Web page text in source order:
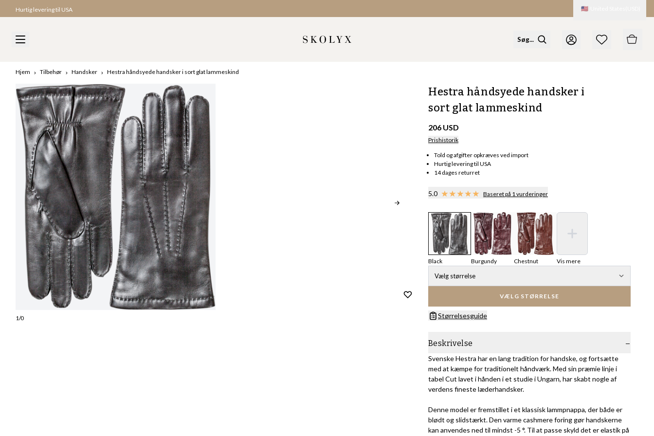
Hurtig levering til USA 🇺🇸
Hjem Tilbehør Handsker Hestra håndsyede handsker i sort glat lammeskind
1/0
Hestra håndsyede handsker i
sort glat lammeskind
206 USD
Prishistorik
Told og afgifter opkræves ved import
Hurtig levering til USA
14 dages returret
5.0 Baseret på 1 vurderinger
Black Burgundy Chestnut Vis mere
Vælg størrelse
VÆLG STØRRELSE
Størrelsesguide
Beskrivelse
Svenske Hestra har en lang tradition for handske, og fortsætte
med at kæmpe for traditionelt håndværk. Med sin præmie linje i
tabel Cut lavet i hånden i et studie i Ungarn, har skabt nogle af
verdens fineste læderhandsker.
Denne model er fremstillet i et klassisk lammpnappa, der både er
blødt og slidstærkt. Den varme cashmere foring gør handskerne
kan anvendes ned til mindst -5 °. Til at passe skyld det er elastik på